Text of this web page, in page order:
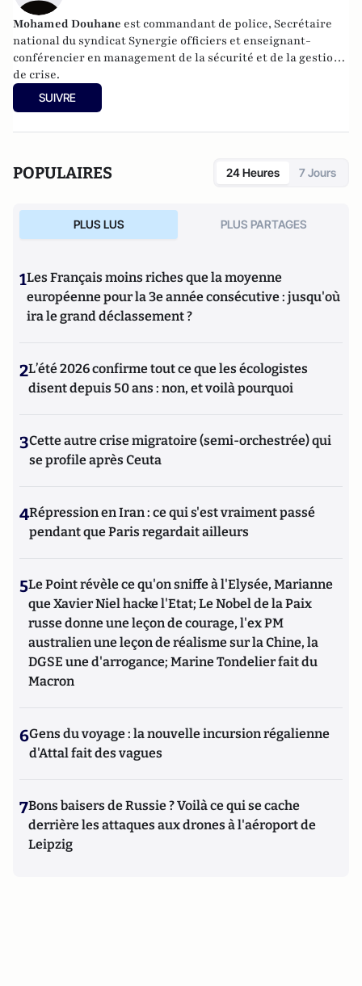
Mohamed Douhane est commandant de police, Secrétaire
national du syndicat Synergie officiers et enseignant-
conférencier en management de la sécurité et de la gestion
de crise.
SUIVRE
POPULAIRES 24 Heures 7 Jours
PLUS LUS PLUS PARTAGES
1Les Français moins riches que la moyenne
européenne pour la 3e année consécutive : jusqu'où
ira le grand déclassement ?
2L’été 2026 confirme tout ce que les écologistes
disent depuis 50 ans : non, et voilà pourquoi
3Cette autre crise migratoire (semi-orchestrée) qui
se profile après Ceuta
4Répression en Iran : ce qui s'est vraiment passé
pendant que Paris regardait ailleurs
5Le Point révèle ce qu'on sniffe à l'Elysée, Marianne
que Xavier Niel hacke l'Etat; Le Nobel de la Paix
russe donne une leçon de courage, l'ex PM
australien une leçon de réalisme sur la Chine, la
DGSE une d'arrogance; Marine Tondelier fait du
Macron
6Gens du voyage : la nouvelle incursion régalienne
d'Attal fait des vagues
7Bons baisers de Russie ? Voilà ce qui se cache
derrière les attaques aux drones à l'aéroport de
Leipzig